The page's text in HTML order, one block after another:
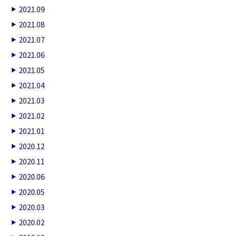
2021.09
2021.08
2021.07
2021.06
2021.05
2021.04
2021.03
2021.02
2021.01
2020.12
2020.11
2020.06
2020.05
2020.03
2020.02